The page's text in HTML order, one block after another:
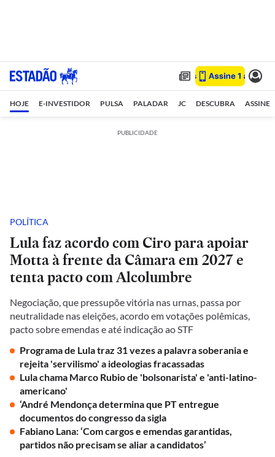
HOJE E-INVESTIDOR PULSA PALADAR JC DESCUBRA ASSINE
PUBLICIDADE
POLÍTICA
Lula faz acordo com Ciro para apoiar
Motta à frente da Câmara em 2027 e
tenta pacto com Alcolumbre
Negociação, que pressupõe vitória nas urnas, passa por
neutralidade nas eleições, acordo em votações polêmicas,
pacto sobre emendas e até indicação ao STF
Programa de Lula traz 31 vezes a palavra soberania e
rejeita 'servilismo' a ideologias fracassadas
Lula chama Marco Rubio de 'bolsonarista' e 'anti-latino-
americano'
‘André Mendonça determina que PT entregue
documentos do congresso da sigla
Fabiano Lana: ‘Com cargos e emendas garantidas,
partidos não precisam se aliar a candidatos’